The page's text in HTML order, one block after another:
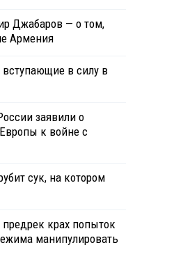
Джабаров — о том,
Армения
в силу в
заявили о
к войне с
сук, на котором
предрек крах попыток
манипулировать